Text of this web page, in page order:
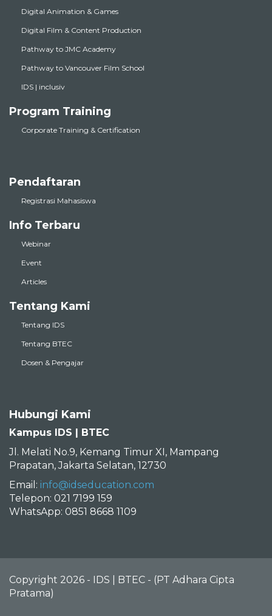
Digital Animation & Games
Digital Film & Content Production
Pathway to JMC Academy
Pathway to Vancouver Film School
IDS | inclusiv
Program Training
Corporate Training & Certification
Pendaftaran
Registrasi Mahasiswa
Info Terbaru
Webinar
Event
Articles
Tentang Kami
Tentang IDS
Tentang BTEC
Dosen & Pengajar
Hubungi Kami
Kampus IDS | BTEC
Jl. Melati No.9, Kemang Timur XI, Mampang
Prapatan, Jakarta Selatan, 12730
Email: info@idseducation.com
Telepon: 021 7199 159
WhatsApp: 0851 8668 1109
Copyright 2026 - IDS | BTEC - (PT Adhara Cipta
Pratama)